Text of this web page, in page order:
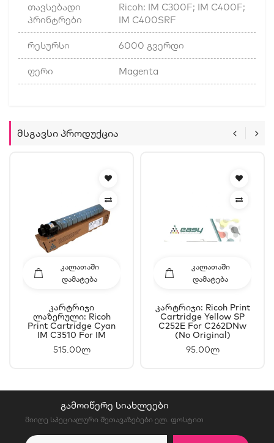
თავსებადი
პრინტრები
Ricoh: IM C300F; IM C400F;
IM C400SRF
რესურსი 6000 გვერდი
ფერი Magenta
Მსგავსი Პროდუქცია
ᲙᲐᲚᲐᲗᲐᲨᲘ
ᲓᲐᲛᲐᲢᲔᲑᲐ
Კარტრიჯი
Ლაზერული: Ricoh
Print Cartridge Cyan
IM C3510 For IM
C3010A (19K)
515.00ლ
ᲙᲐᲚᲐᲗᲐᲨᲘ
ᲓᲐᲛᲐᲢᲔᲑᲐ
Კარტრიჯი: Ricoh Print
Cartridge Yellow SP
C252E For C262DNw
(No Original)
95.00ლ
ᲒᲐᲛᲝᲘᲬᲔᲠᲔ ᲡᲘᲐᲮᲚᲔᲔᲑᲘ
მიიღე სპეციალური შეთავაზებები ელ. ფოსტით